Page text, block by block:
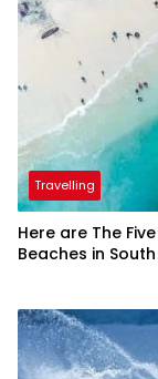
Travelling
Here are The
Beaches in